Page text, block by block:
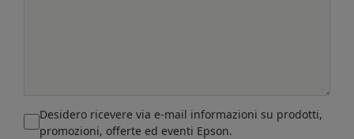
Desidero ricevere via e-mail informazioni su prodotti,
promozioni, offerte ed eventi Epson.